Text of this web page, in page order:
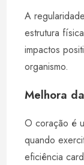
A
estrutura
impactos
organismo.
Melhora
O coração é
quando
eficiência